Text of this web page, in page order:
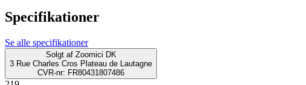
Specifikationer
Se alle specifikationer
Solgt af Zoomici DK
3 Rue Charles Cros Plateau de Lautagne
CVR-nr: FR80431807486